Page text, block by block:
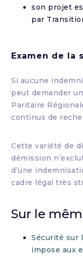
son projet
par
Examen de la
Si aucune
peut demander
Paritaire
continus de
Cette variété de
démission
d’une
cadre légal très
Sur le
Sécurité sur
impose aux